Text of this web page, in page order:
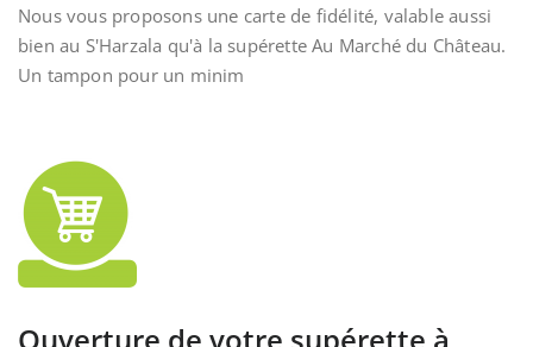
Nous vous proposons une carte de fidélité, valable aussi
bien au S'Harzala qu'à la supérette Au Marché du Château.
Un tampon pour un minim
Ouverture de votre supérette à